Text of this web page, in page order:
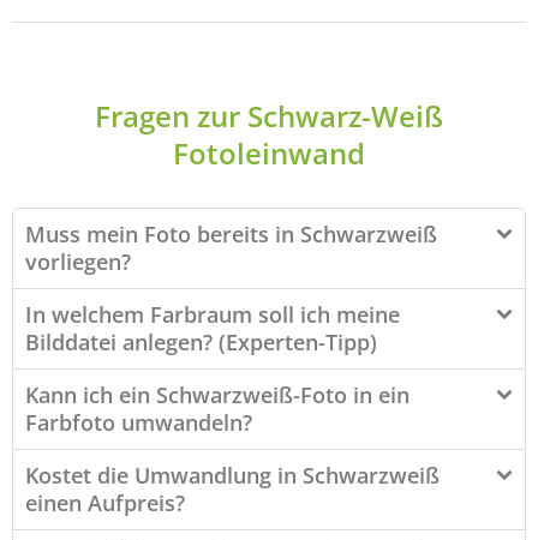
Fragen zur Schwarz-Weiß
Fotoleinwand
Muss mein Foto bereits in Schwarzweiß
vorliegen?
In welchem Farbraum soll ich meine
Bilddatei anlegen? (Experten-Tipp)
Kann ich ein Schwarzweiß-Foto in ein
Farbfoto umwandeln?
Kostet die Umwandlung in Schwarzweiß
einen Aufpreis?